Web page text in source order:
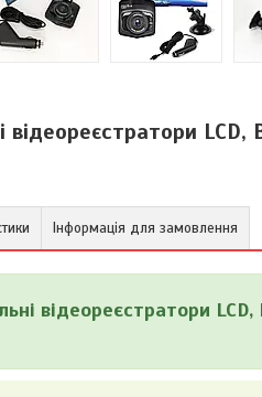
відеореєстратори
Інформація для замовлення
відеореєстратори